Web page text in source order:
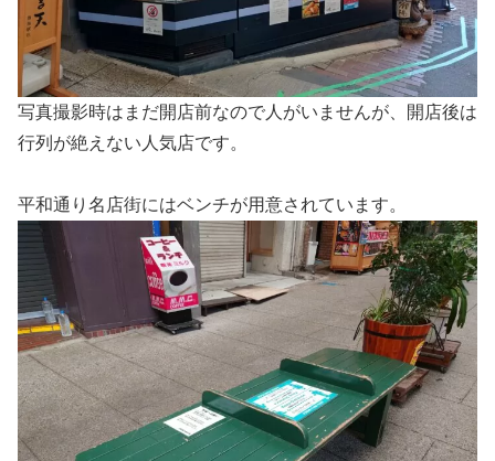
写真撮影時はまだ開店前なので人がいませんが、開店後は
行列が絶えない人気店です。
平和通り名店街にはベンチが用意されています。